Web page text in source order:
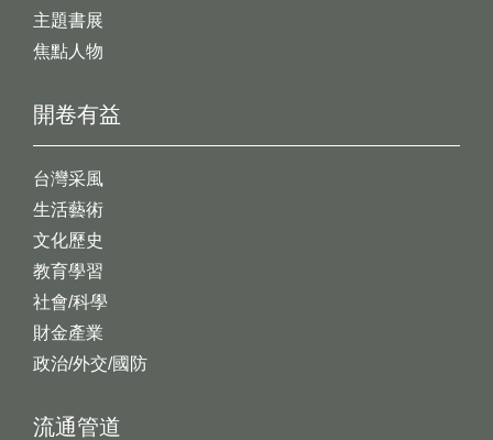
開卷有益
台灣采風
生活藝術
文化歷史
教育學習
社會/科學
財金產業
政治/外交/國防
主題書展
焦點人物
流通管道